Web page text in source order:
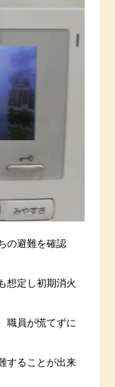
の避難を確認
想定し初期消火
職員が慌てずに
することが出来